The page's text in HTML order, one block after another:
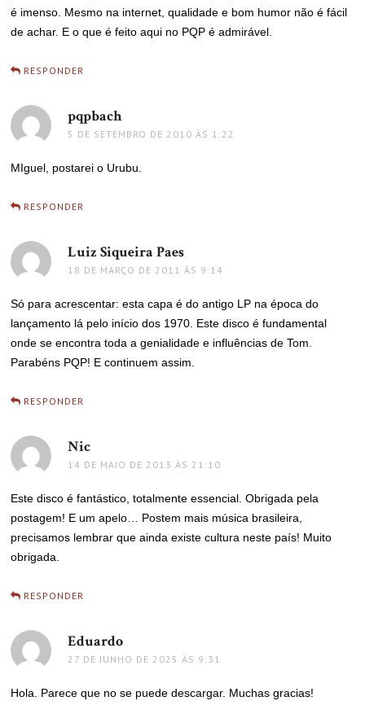
é imenso. Mesmo na internet, qualidade e bom humor não é fácil
de achar. E o que é feito aqui no PQP é admirável.
RESPONDER
pqpbachdisse:
5 DE SETEMBRO DE 2010 ÀS 1:22
MIguel, postarei o Urubu.
RESPONDER
Luiz Siqueira Paes
18 DE MARÇO DE 2011 ÀS 9:14
Só para acrescentar: esta capa é do antigo LP na época do
lançamento lá pelo início dos 1970. Este disco é fundamental
onde se encontra toda a genialidade e influências de Tom.
Parabéns PQP! E continuem assim.
RESPONDER
Nic
14 DE MAIO DE 2013 ÀS 21:10
Este disco é fantástico, totalmente essencial. Obrigada pela
postagem! E um apelo… Postem mais música brasileira,
precisamos lembrar que ainda existe cultura neste país! Muito
obrigada.
RESPONDER
Eduardo
27 DE JUNHO DE 2025 ÀS 9:31
Hola. Parece que no se puede descargar. Muchas gracias!